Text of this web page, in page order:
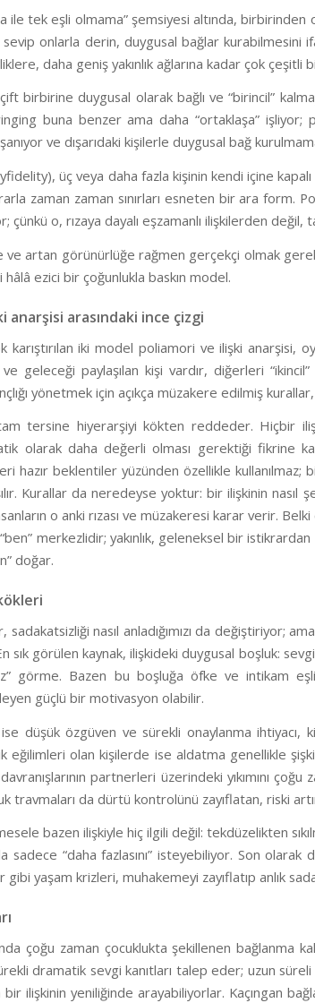
ile tek eşli olmama” şemsiyesi altında,
sevip onlarla derin, duygusal bağlar kurabilmesini
daha geniş yakınlık ağlarına kadar çok çeşitli
birbirine duygusal olarak bağlı ve “birincil”
buna benzer ama daha “ortaklaşa”
ve dışarıdaki kişilerle duygusal bağ
üç veya daha fazla kişinin kendi içine
zaman zaman sınırları esneten bir ara
çünkü o, rızaya dayalı eşzamanlı ilişkilerden
ve artan görünürlüğe rağmen gerçekçi olmak
hâlâ ezici bir çoğunlukla baskın model.
anarşisi arasındaki ince çizgi
karıştırılan iki model poliamori ve ilişki
geleceği paylaşılan kişi vardır, diğerleri
yönetmek için açıkça müzakere edilmiş
tersine hiyerarşiyi kökten reddeder. Hiçbir
olarak daha değerli olması gerektiği fikrine
hazır beklentiler yüzünden özellikle kullanılmaz;
Kurallar da neredeyse yoktur: bir ilişkinin
o anki rızası ve müzakeresi karar verir.
merkezlidir; yakınlık, geleneksel bir
doğar.
nasıl anladığımızı da değiştiriyor;
sık görülen kaynak, ilişkideki duygusal boşluk:
görme. Bazen bu boşluğa öfke ve intikam
güçlü bir motivasyon olabilir.
düşük özgüven ve sürekli onaylanma ihtiyacı,
eğilimleri olan kişilerde ise aldatma genellikle
partnerleri üzerindeki yıkımını
travmaları da dürtü kontrolünü zayıflatan, riski
bazen ilişkiyle hiç ilgili değil: tekdüzelikten
sadece “daha fazlasını” isteyebiliyor. Son
gibi yaşam krizleri, muhakemeyi zayıflatıp anlık
çoğu zaman çocuklukta şekillenen bağlanma
dramatik sevgi kanıtları talep eder; uzun süreli
ilişkinin yeniliğinde arayabiliyorlar. Kaçıngan